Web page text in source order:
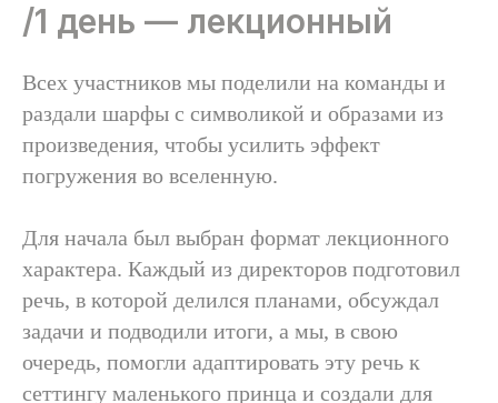
/1 день — лекционный
Всех участников мы поделили на команды и
раздали шарфы с символикой и образами из
произведения, чтобы усилить эффект
погружения во вселенную.
Для начала был выбран формат лекционного
характера. Каждый из директоров подготовил
речь, в которой делился планами, обсуждал
задачи и подводили итоги, а мы, в свою
очередь, помогли адаптировать эту речь к
сеттингу маленького принца и создали для